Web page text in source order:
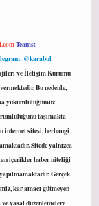
Teams:
@karabul
ve İletişim Kurumu
Bu nedenle,
yükümlülüğümüz
taşımakta
internet sitesi, herhangi
Sitede yalnızca
içerikler haber niteliği
Gerçek
kar amacı gütmeyen
yasal düzenlemelere